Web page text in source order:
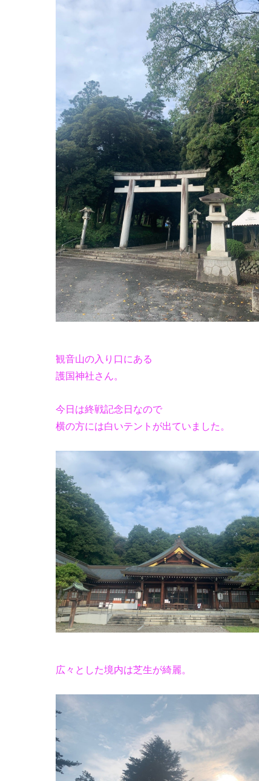
観音山の入り口にある
護国神社さん。
今日は終戦記念日なので
横の方には白いテントが出ていました。
広々とした境内は芝生が綺麗。